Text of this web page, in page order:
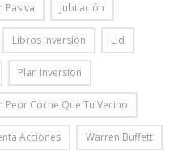
Pasiva Jubilación
Libros Inversión Lid
Plan Inversion
Peor Coche Que Tu Vecino
Acciones Warren Buffett